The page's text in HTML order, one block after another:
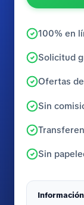
100% en
Solicitud
Ofertas
Sin
Sin